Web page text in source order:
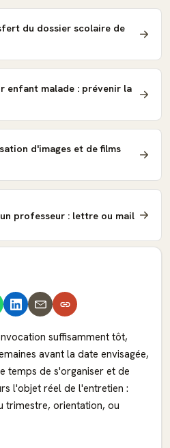
du dossier scolaire de
enfant malade : prévenir la
d'images et de films
professeur : lettre ou mail
suffisamment tôt,
avant la date envisagée,
temps de s'organiser et de
l'objet réel de l'entretien :
trimestre, orientation, ou